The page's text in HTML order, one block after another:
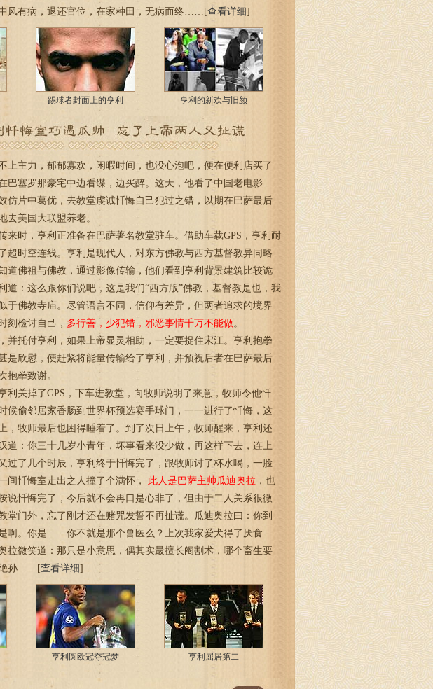
风有病，退还官位，在家种田，无病而终……[查看详细]
踢球者封面上的亨利 亨利的新欢与旧颜
主力，郁郁寡欢，闲暇时间，也没心泡吧，便在便利店买了
巴塞罗那豪宅中边看碟，边买醉。这天，他看了中国老电影
仿片中葛优，去教堂虔诚忏悔自己犯过之错，以期在巴萨最后
去美国大联盟养老。
时，亨利正准备在巴萨著名教堂驻车。借助车载GPS，亨利耐
超时空连线。亨利是现代人，对东方佛教与西方基督教异同略
道佛祖与佛教，通过影像传输，他们看到亨利背景建筑比较诡
道：这么跟你们说吧，这是我们“西方版”佛教，基督教是也，我
于佛教寺庙。尽管语言不同，信仰有差异，但两者追求的境界
刻检讨自己， 多行善，少犯错，邪恶事情千万不能做。
托付亨利，如果上帝显灵相助，一定要捉住宋江。亨利抱拳
是欣慰，便赶紧将能量传输给了亨利，并预祝后者在巴萨最后
抱拳致谢。
关掉了GPS，下车进教堂，向牧师说明了来意，牧师令他忏
候偷邻居家香肠到世界杯预选赛手球门，一一进行了忏悔，这
，牧师最后也困得睡着了。到了次日上午，牧师醒来，亨利还
道：你三十几岁小青年，坏事看来没少做，再这样下去，连上
过了几个时辰，亨利终于忏悔完了，跟牧师讨了杯水喝，一脸
间忏悔室走出之人撞了个满怀， 此人是巴萨主帅瓜迪奥拉 ，也
说忏悔完了，今后就不会再口是心非了，但由于二人关系很微
堂门外，忘了刚才还在赌咒发誓不再扯谎。瓜迪奥拉曰：你到
啊。你是……你不就是那个兽医么？上次我家爱犬得了厌食
拉微笑道：那只是小意思，偶其实最擅长阉割术，哪个畜生要
绝孙……[查看详细]
亨利圆欧冠夺冠梦 亨利屈居第二